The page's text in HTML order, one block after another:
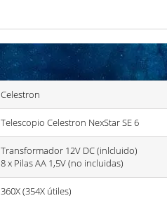
Celestron
Telescopio Celestron NexStar SE 6
Transformador 12V DC (inlcluido)
8 x Pilas AA 1,5V (no incluidas)
360X (354X útiles)